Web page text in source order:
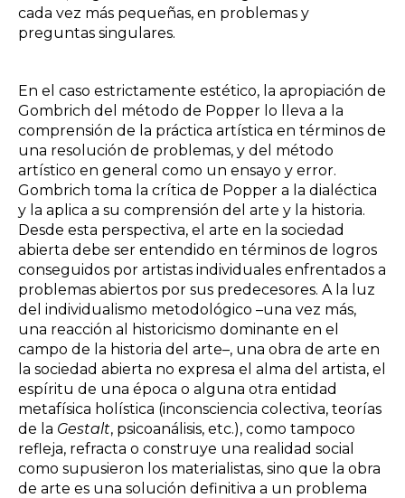
cada vez más pequeñas, en problemas y
preguntas singulares.
En el caso estrictamente estético, la apropiación de
Gombrich del método de Popper lo lleva a la
comprensión de la práctica artística en términos de
una resolución de problemas, y del método
artístico en general como un ensayo y error.
Gombrich toma la crítica de Popper a la dialéctica
y la aplica a su comprensión del arte y la historia.
Desde esta perspectiva, el arte en la sociedad
abierta debe ser entendido en términos de logros
conseguidos por artistas individuales enfrentados a
problemas abiertos por sus predecesores. A la luz
del individualismo metodológico –una vez más,
una reacción al historicismo dominante en el
campo de la historia del arte–, una obra de arte en
la sociedad abierta no expresa el alma del artista, el
espíritu de una época o alguna otra entidad
metafísica holística (inconsciencia colectiva, teorías
de la Gestalt, psicoanálisis, etc.), como tampoco
refleja, refracta o construye una realidad social
como supusieron los materialistas, sino que la obra
de arte es una solución definitiva a un problema